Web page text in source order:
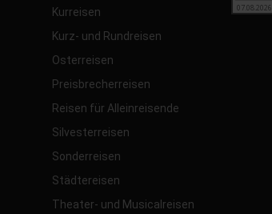
Kurreisen
Kurz- und Rundreisen
Osterreisen
Preisbrecherreisen
Reisen für Alleinreisende
Silvesterreisen
Sonderreisen
Städtereisen
Theater- und Musicalreisen
07.08.2026